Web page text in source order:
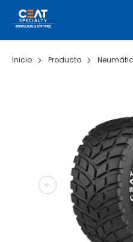
Inicio Producto